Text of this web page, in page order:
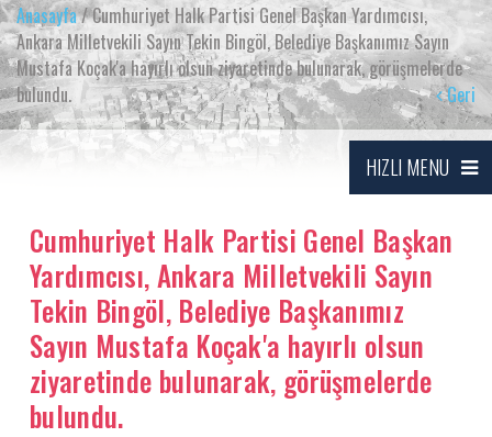
Anasayfa/ Cumhuriyet Halk Partisi Genel Başkan Yardımcısı,
Ankara Milletvekili Sayın Tekin Bingöl, Belediye Başkanımız Sayın
Mustafa Koçak'a hayırlı olsun ziyaretinde bulunarak, görüşmelerde
bulundu.
Geri
HIZLI MENU
Cumhuriyet Halk Partisi Genel Başkan
Yardımcısı, Ankara Milletvekili Sayın
Tekin Bingöl, Belediye Başkanımız
Sayın Mustafa Koçak'a hayırlı olsun
ziyaretinde bulunarak, görüşmelerde
bulundu.